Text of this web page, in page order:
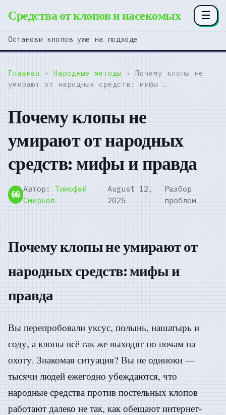
Средства от клопов и насекомых ☰
Останови клопов уже на подходе
Главная › Народные методы › Почему клопы не
умирают от народных средств: мифы …
Почему клопы не
умирают от народных
средств: мифы и правда
��
Автор: Тимофей
Смирнов
August 12,
2025
Разбор
проблем
Почему клопы не умирают от
народных средств: мифы и
правда
Вы перепробовали уксус, полынь, нашатырь и
соду, а клопы всё так же выходят по ночам на
охоту. Знакомая ситуация? Вы не одиноки —
тысячи людей ежегодно убеждаются, что
народные средства против постельных клопов
работают далеко не так, как обещают интернет-